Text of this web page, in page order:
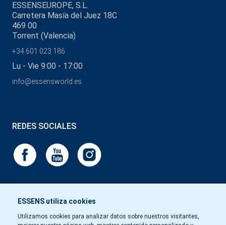
ESSENS utiliza cookies
Utilizamos cookies para analizar datos sobre nuestros visitantes,
ESSENSEUROPE, S.L.
Carretera Masía del Juez 18C
469 00
Torrent (Valencia)
+34 601 023 186
Lu - Vie 9:00 - 17:00
info@essensworld.es
REDES SOCIALES